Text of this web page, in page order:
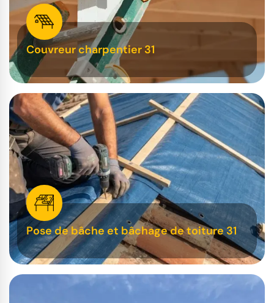
Couvreur charpentier 31
Pose de bâche et bâchage de toiture 31